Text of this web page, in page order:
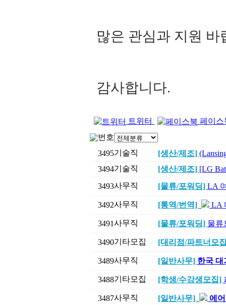
많은 관심과 지원 바
감사합니다.
트위터
페이스
번호
3495기술직 [생산/제조]
3494기술직 [생산/제조] [LG
3493사무직 [물류/포워딩] LA
3492사무직 [통역/번역] LA
3491사무직 [물류/포워딩] 물류
3490기타모집 [대리점/파트너모
3489사무직 [일반사무] 한국 대
3488기타모집 [학생/수강생모집]
3487사무직 [일반사무] 에